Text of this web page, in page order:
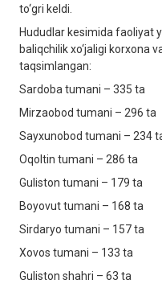
to‘gri keldi.
Hududlar kesimida faoliyat
baliqchilik xo‘jaligi korxona
taqsimlangan:
Sardoba tumani – 335 ta
Mirzaobod tumani – 296 ta
Sayxunobod tumani – 234
Oqoltin tumani – 286 ta
Guliston tumani – 179 ta
Boyovut tumani – 168 ta
Sirdaryo tumani – 157 ta
Xovos tumani – 133 ta
Guliston shahri – 63 ta